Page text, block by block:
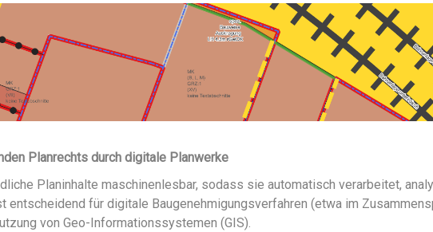
Planrechts durch digitale Planwerke
Planinhalte maschinenlesbar, sodass sie automatisch verarbeitet,
entscheidend für digitale Baugenehmigungsverfahren (etwa im
von Geo-Informationssystemen (GIS).